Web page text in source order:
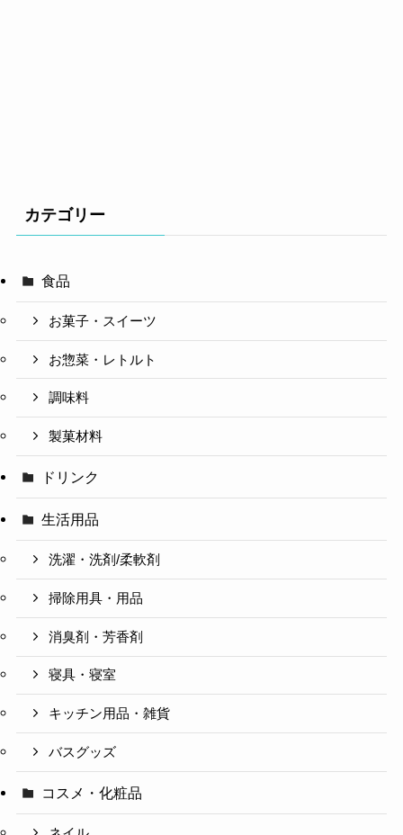
カテゴリー
食品
お菓子・スイーツ
お惣菜・レトルト
調味料
製菓材料
ドリンク
生活用品
洗濯・洗剤/柔軟剤
掃除用具・用品
消臭剤・芳香剤
寝具・寝室
キッチン用品・雑貨
バスグッズ
コスメ・化粧品